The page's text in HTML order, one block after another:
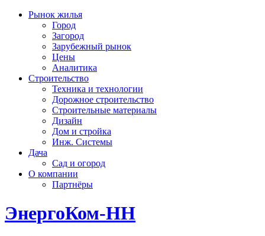
Рынок жилья
Город
Загород
Зарубежный рынок
Цены
Аналитика
Строительство
Техника и технологии
Дорожное строительство
Строительные материалы
Дизайн
Дом и стройка
Инж. Системы
Дача
Сад и огород
О компании
Партнёры
ЭнергоКом-НН